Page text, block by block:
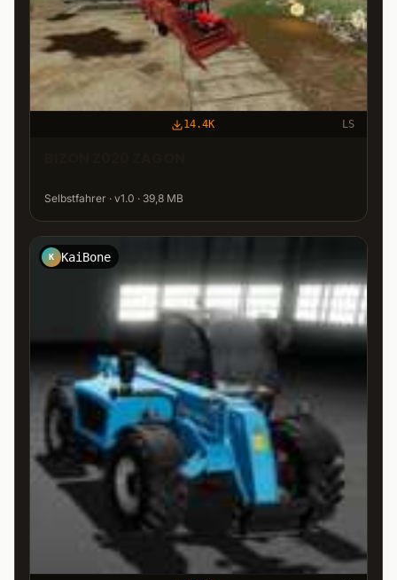
14.4K LS
Selbstfahrer · v1.0 · 39,8 MB
K KaiBone